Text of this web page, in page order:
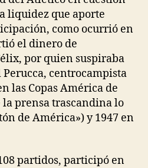
liquidez que aporte
como ocurrió en
el dinero de
por quien suspiraba
centrocampista
las Copas América de
la prensa trascandina lo
de América») y 1947 en
partidos, participó en